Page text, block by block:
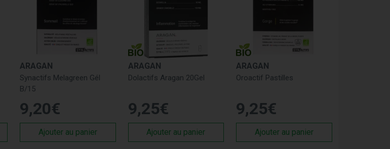
ARAGAN
Synactifs Melagreen Gél
B/15
9,20€
Ajouter au panier
ARAGAN
Dolactifs Aragan 20Gel
9,25€
Ajouter au panier
ARAGAN
Oroactif Pastilles
9,25€
Ajouter au panier